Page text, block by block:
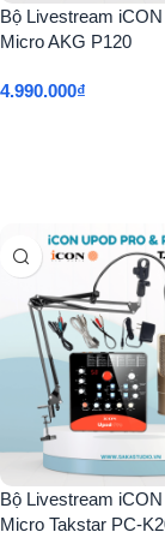
Bộ Livestream
Micro AKG P120
4.990.000₫
Bộ Livestream
Micro Takstar PC-